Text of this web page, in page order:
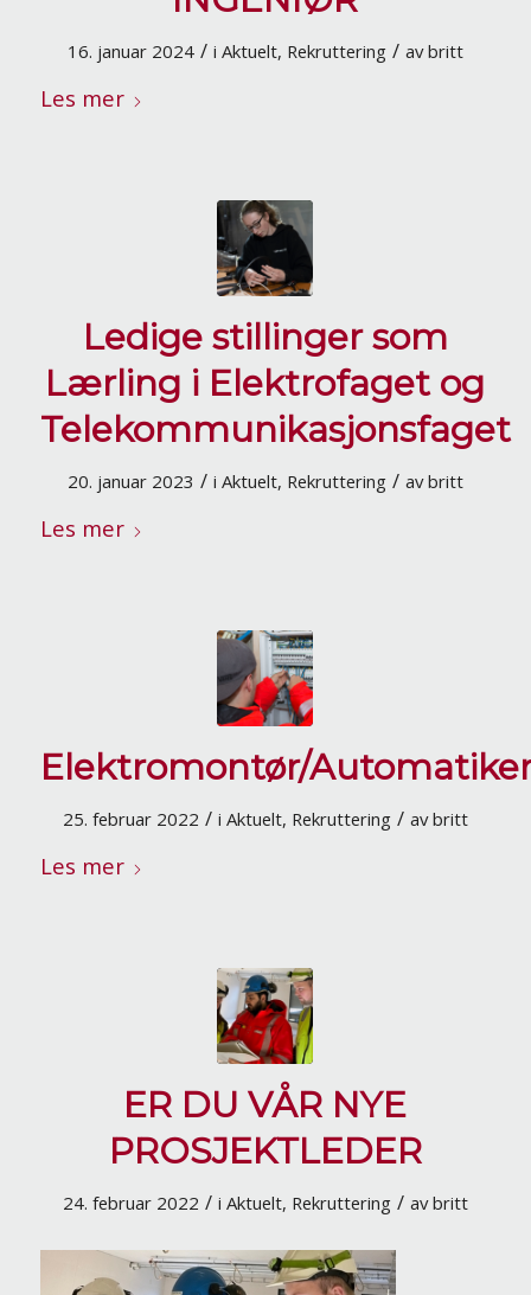
16. januar 2024 / i Aktuelt, Rekruttering / avbritt
Les mer
Ledige stillinger som
Lærling i Elektrofaget og
Telekommunikasjonsfaget
20. januar 2023 / i Aktuelt, Rekruttering / avbritt
Les mer
Elektromontør/
25. februar 2022 / i Aktuelt, Rekruttering / avbritt
Les mer
ER DU VÅR NYE
PROSJEKTLEDER
24. februar 2022 / i Aktuelt, Rekruttering / avbritt